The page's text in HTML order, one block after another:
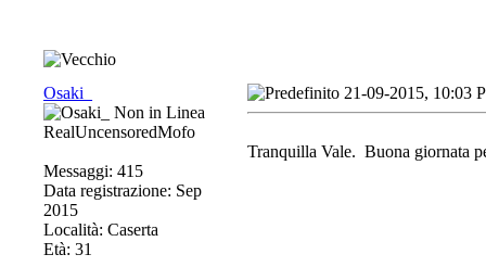
Osaki_
RealUncensoredMofo
Messaggi: 415
Data registrazione: Sep
2015
Località: Caserta
Età: 31
21-09-2015, 10:03
Tranquilla Vale. Buona giornata